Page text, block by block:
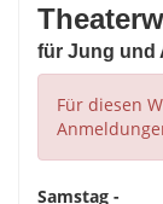
für Jung und
Für diesen
Samstag -